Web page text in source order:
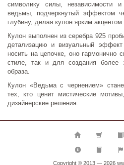
символику силы, независимости
ведьмы, подчеркнутый эффектом
глубину, делая кулон ярким
Кулон выполнен из серебра 925
детализацию и визуальный
носить на цепочке, оно гармонично
стиле, так и для создания более
образа.
Кулон «Ведьма с чернением»
тех, кто ценит мистические
дизайнерские решения.
Copyright © 2013 — 2026